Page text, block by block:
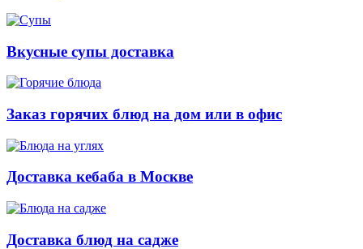
Вкусные супы доставка
Заказ горячих блюд на дом или в офис
Доставка кебаба в Москве
Доставка блюд на садже